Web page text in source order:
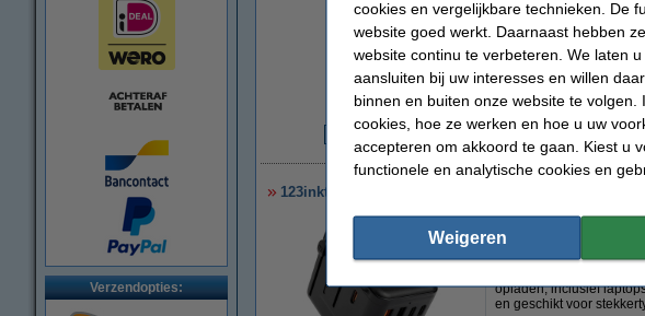
Verzendopties:
- 01ER480
- 01YN155
- 01YN158
Morgen in huis
€ 57,95
€ 47,89 Exclusief 21% BTW
123inkt reisadapter/oplader 35W met 2 USB-A + 3 USB-
Omschrijving
Met de 123inkt
technologie, zorgt voor
opladen, inclusief
en geschikt voor
cookies en vergelijkbare technieken. De
website goed werkt. Daarnaast hebben
website continu te verbeteren. We laten
aansluiten bij uw interesses en willen
binnen en buiten onze website te volgen.
cookies, hoe ze werken en hoe u uw
accepteren om akkoord te gaan. Kiest u
functionele en analytische cookies en
Weigeren